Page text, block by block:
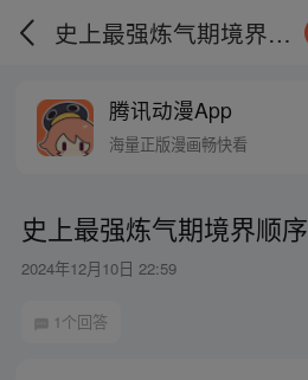
史上最强炼气期境界顺序
腾讯动漫App
海量正版漫画畅快看
史上最强炼气期境界顺序
2024年12月10日 22:59
1个回答